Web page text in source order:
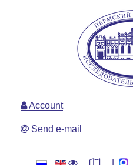
Account
Send e-mail